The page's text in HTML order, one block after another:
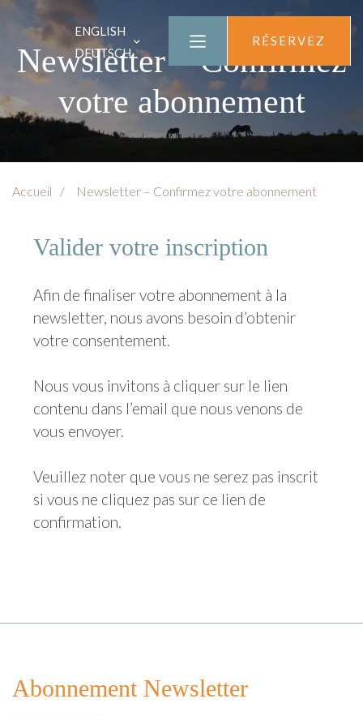
ENGLISH
DEUTSCH
RÉSERVEZ
Newsletter – Confirmez
votre abonnement
Accueil Newsletter – Confirmez votre abonnement
Valider votre inscription
Afin de finaliser votre abonnement à la
newsletter, nous avons besoin d’obtenir
votre consentement.
Nous vous invitons à cliquer sur le lien
contenu dans l’email que nous venons de
vous envoyer.
Veuillez noter que vous ne serez pas inscrit
si vous ne cliquez pas sur ce lien de
confirmation.
Abonnement Newsletter